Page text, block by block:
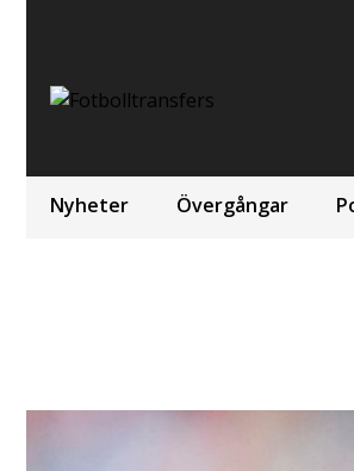
Nyheter Övergångar